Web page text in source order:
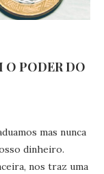
O PODER DO
mas nunca
dinheiro.
nos traz uma